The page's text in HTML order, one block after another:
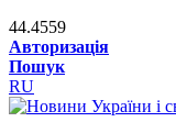
44.4559
Авторизація
Пошук
RU